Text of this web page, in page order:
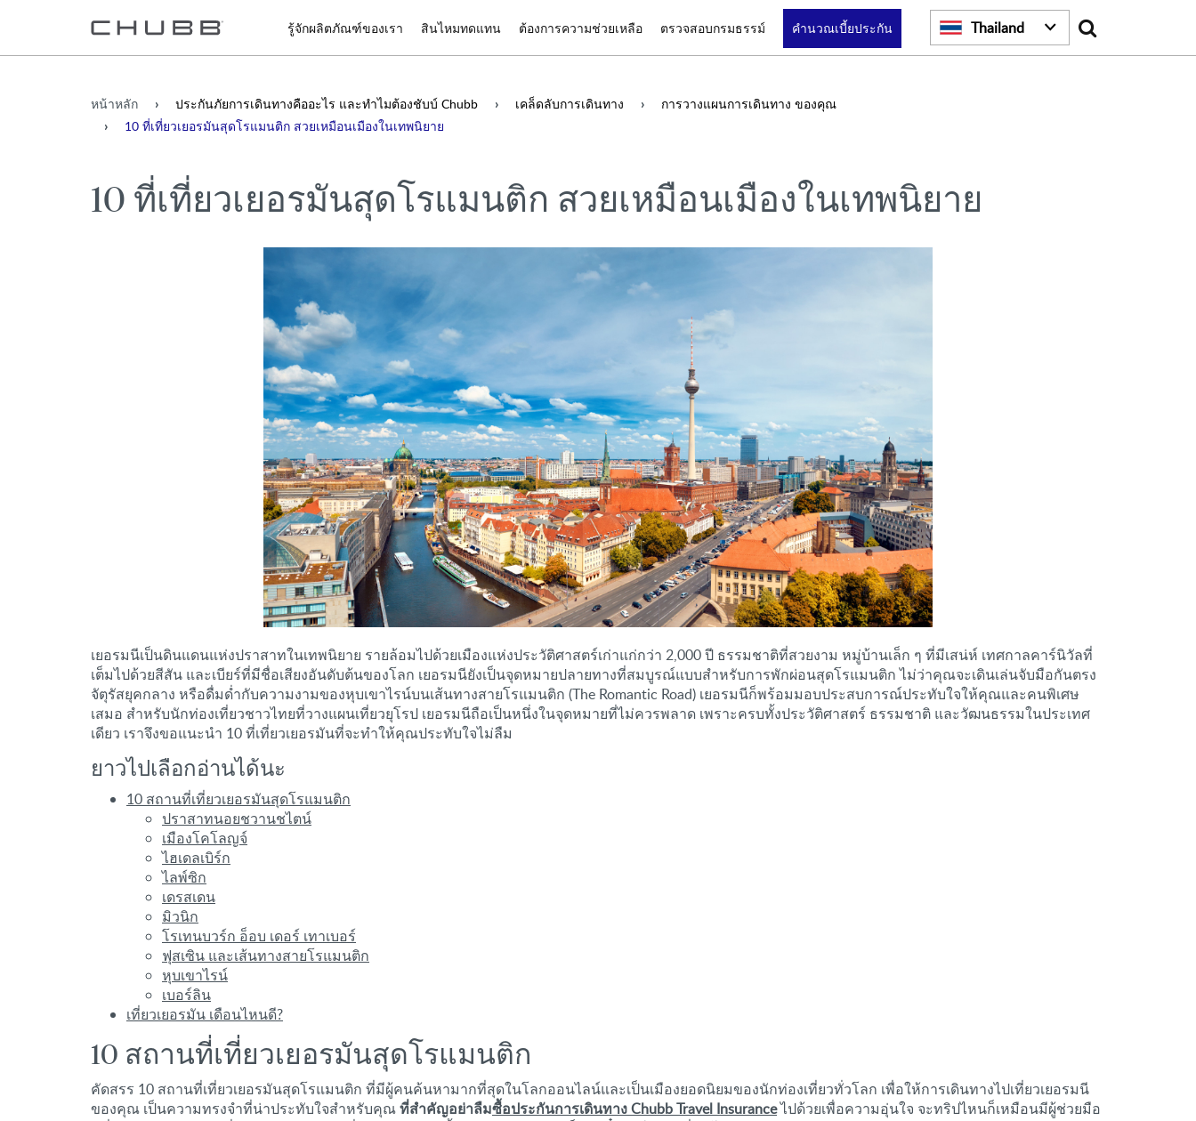
รู้จักผลิตภัณฑ์ของเรา สินไหมทดแทน ต้องการความช่วยเหลือ ตรวจสอบกรมธรรม์ คำนวณเบี้ยประกัน Thailand Search
หน้าหลัก ประกันภัยการเดินทางคืออะไร และทำไมต้องชับบ์ Chubb เคล็ดลับการเดินทาง
การวางแผนการเดินทาง ของคุณ
10 ที่เที่ยวเยอรมันสุดโรแมนติก สวยเหมือนเมืองในเทพนิยาย
10 ที่เที่ยวเยอรมันสุดโรแมนติก สวยเหมือนเมืองในเทพนิยาย
เยอรมนีเป็นดินแดนแห่งปราสาทในเทพนิยาย รายล้อมไปด้วยเมืองแห่งประวัติศาสตร์เก่าแก่กว่า 2,000 ปี ธรรมชาติที่สวยงาม หมู่บ้านเล็ก ๆ ที่มีเสน่ห์ เทศกาลคาร์นิวัลที่
เต็มไปด้วยสีสัน และเบียร์ที่มีชื่อเสียงอันดับต้นของโลก เยอรมนียังเป็นจุดหมายปลายทางที่สมบูรณ์แบบสำหรับการพักผ่อนสุดโรแมนติก ไม่ว่าคุณจะเดินเล่นจับมือกันตรง
จัตุรัสยุคกลาง หรือดื่มด่ำกับความงามของหุบเขาไรน์บนเส้นทางสายโรแมนติก (The Romantic Road) เยอรมนีก็พร้อมมอบประสบการณ์ประทับใจให้คุณและคนพิเศษ
เสมอ สำหรับนักท่องเที่ยวชาวไทยที่วางแผนเที่ยวยุโรป เยอรมนีถือเป็นหนึ่งในจุดหมายที่ไม่ควรพลาด เพราะครบทั้งประวัติศาสตร์ ธรรมชาติ และวัฒนธรรมในประเทศ
เดียว เราจึงขอแนะนำ 10 ที่เที่ยวเยอรมันที่จะทำให้คุณประทับใจไม่ลืม
ยาวไปเลือกอ่านได้นะ
10 สถานที่เที่ยวเยอรมันสุดโรแมนติก
ปราสาทนอยชวานชไตน์
เมืองโคโลญจ์
ไฮเดลเบิร์ก
ไลพ์ซิก
เดรสเดน
มิวนิก
โรเทนบวร์ก อ็อบ เดอร์ เทาเบอร์
ฟุสเซิน และเส้นทางสายโรแมนติก
หุบเขาไรน์
เบอร์ลิน
เที่ยวเยอรมัน เดือนไหนดี?
10 สถานที่เที่ยวเยอรมันสุดโรแมนติก
คัดสรร 10 สถานที่เที่ยวเยอรมันสุดโรแมนติก ที่มีผู้คนค้นหามากที่สุดในโลกออนไลน์และเป็นเมืองยอดนิยมของนักท่องเที่ยวทั่วโลก เพื่อให้การเดินทางไปเที่ยวเยอรมนี
ของคุณ เป็นความทรงจำที่น่าประทับใจสำหรับคุณที่สำคัญอย่าลืมซื้อประกันการเดินทาง Chubb Travel Insuranceไปด้วยเพื่อความอุ่นใจ จะทริปไหนก็เหมือนมีผู้ช่วยมือ